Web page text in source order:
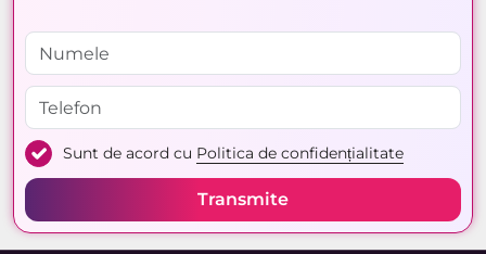
Sunt de acord cu Politica de confidențialitate
Transmite